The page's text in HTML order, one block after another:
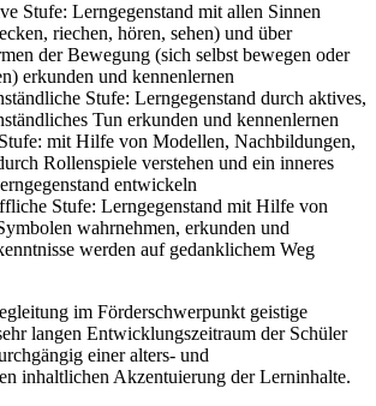
Stufe: Lerngegenstand mit allen Sinnen
riechen, hören, sehen) und über
der Bewegung (sich selbst bewegen oder
erkunden und kennenlernen
Stufe: Lerngegenstand durch aktives,
Tun erkunden und kennenlernen
mit Hilfe von Modellen, Nachbildungen,
Rollenspiele verstehen und ein inneres
entwickeln
Stufe: Lerngegenstand mit Hilfe von
wahrnehmen, erkunden und
werden auf gedanklichem Weg
im Förderschwerpunkt geistige
langen Entwicklungszeitraum der Schüler
einer alters- und
inhaltlichen Akzentuierung der Lerninhalte.